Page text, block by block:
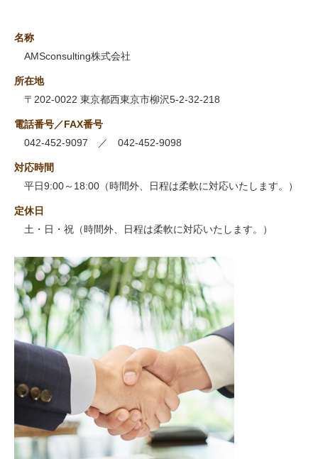
名称
AMSconsulting株式会社
所在地
〒202-0022 東京都西東京市柳沢5-2-32-218
電話番号／FAX番号
042-452-9097 ／ 042-452-9098
対応時間
平日9:00～18:00（時間外、日程は柔軟に対応いたします。）
定休日
土・日・祝（時間外、日程は柔軟に対応いたします。）